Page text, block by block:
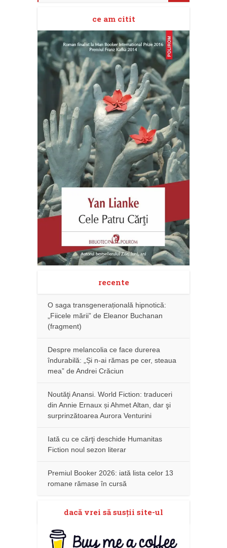
ce am citit
recente
O saga transgenerațională hipnotică:
„Fiicele mării” de Eleanor Buchanan
(fragment)
Despre melancolia ce face durerea
îndurabilă: „Și n-ai rămas pe cer, steaua
mea” de Andrei Crăciun
Noutăţi Anansi. World Fiction: traduceri
din Annie Ernaux și Ahmet Altan, dar şi
surprinzătoarea Aurora Venturini
Iată cu ce cărţi deschide Humanitas
Fiction noul sezon literar
Premiul Booker 2026: iată lista celor 13
romane rămase în cursă
dacă vrei să susţii site-ul